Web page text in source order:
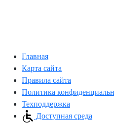
Главная
Карта сайта
Правила сайта
Политика
Техподдержка
Доступная среда